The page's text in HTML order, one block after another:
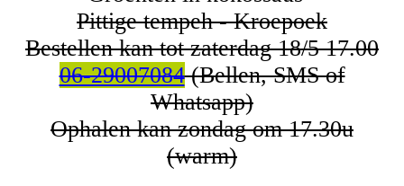
Pittige tempeh - Kroepoek
Bestellen kan tot zaterdag 18/5 17.00
06-29007084(Bellen, SMS of
Whatsapp)
Ophalen kan zondag om 17.30u
(warm)